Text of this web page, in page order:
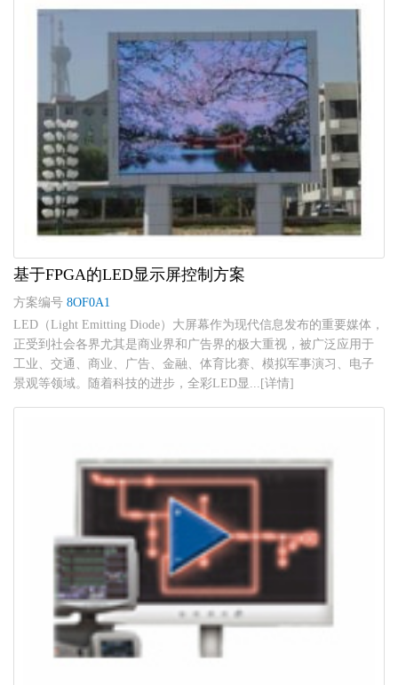
基于FPGA的LED显示屏控制方案
方案编号 8OF0A1
LED（Light Emitting Diode）大屏幕作为现代信息发布的重要媒体，
正受到社会各界尤其是商业界和广告界的极大重视，被广泛应用于
工业、交通、商业、广告、金融、体育比赛、模拟军事演习、电子
景观等领域。随着科技的进步，全彩LED显...[详情]